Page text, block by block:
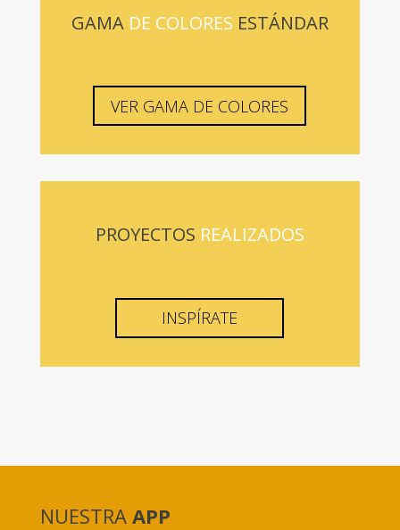
GAMA DE COLORES ESTÁNDAR
VER GAMA DE COLORES
PROYECTOS REALIZADOS
INSPÍRATE
NUESTRA APP